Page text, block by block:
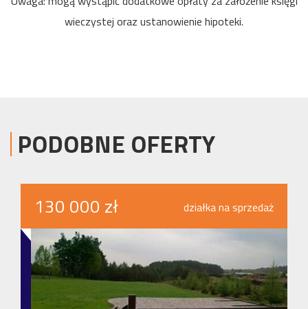
wieczystej oraz ustanowienie hipoteki.
PODOBNE OFERTY
130 000 zł działka na sprzedaż